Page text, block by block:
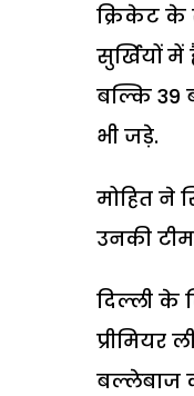
क्रिकेट के
सुर्खियों
बल्कि 39
भी जड़े.
मोहित ने
उनकी
दिल्ली के
बल्लेबाज